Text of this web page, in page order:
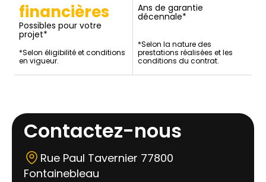
financières
Possibles pour votre
projet*
*Selon éligibilité et conditions
en vigueur.
Ans de garantie
décennale*
*Selon la nature des
prestations réalisées et les
conditions du contrat.
Contactez-nous
Rue Paul Tavernier 77800
Fontainebleau